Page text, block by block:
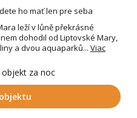
ho mať len pre seba
leží v lůně překrásné
dohodil od Liptovské Mary,
a dvou aquaparků... Viac
objekt za noc